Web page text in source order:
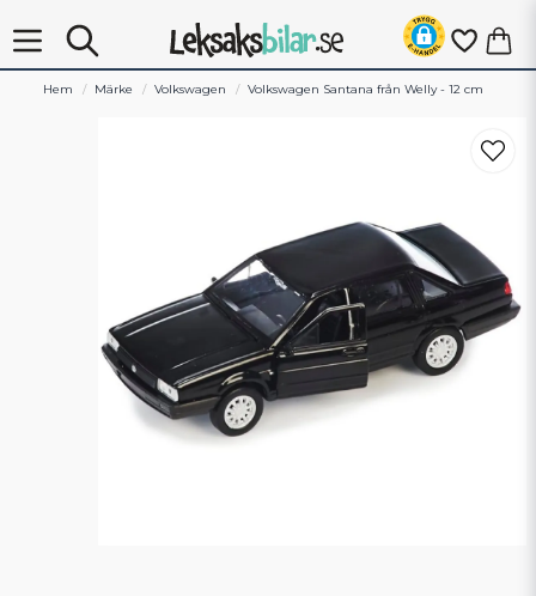
Hem Märke Volkswagen Volkswagen Santana från Welly - 12 cm